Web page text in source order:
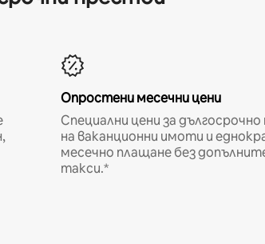
Опростени месечни цени
Специални цени за
на ваканционни имоти и
месечно плащане без
такси.*